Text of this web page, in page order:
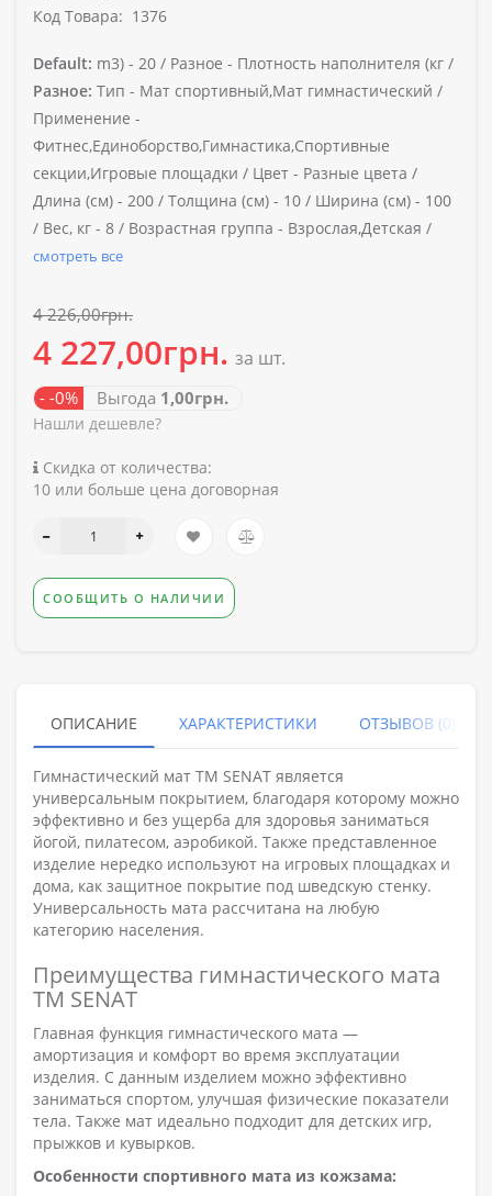
Код Товара: 1376
Default: m3) - 20 / Разное - Плотность наполнителя (кг /
Разное: Тип - Мат спортивный,Мат гимнастический /
Применение -
Фитнес,Единоборство,Гимнастика,Спортивные
секции,Игровые площадки / Цвет - Разные цвета /
Длина (см) - 200 / Толщина (см) - 10 / Ширина (см) - 100
/ Вес, кг - 8 / Возрастная группа - Взрослая,Детская /
смотреть все
4 226,00грн.
4 227,00грн. за шт.
- -0% Выгода 1,00грн.
Нашли дешевле?
Скидка от количества:
10 или больше цена договорная
СООБЩИТЬ О НАЛИЧИИ
ОПИСАНИЕ ХАРАКТЕРИСТИКИ ОТЗЫВОВ (0)
Гимнастический мат ТМ SENAT является
универсальным покрытием, благодаря которому можно
эффективно и без ущерба для здоровья заниматься
йогой, пилатесом, аэробикой. Также представленное
изделие нередко используют на игровых площадках и
дома, как защитное покрытие под шведскую стенку.
Универсальность мата рассчитана на любую
категорию населения.
Преимущества гимнастического мата
ТМ SENAT
Главная функция гимнастического мата —
амортизация и комфорт во время эксплуатации
изделия. С данным изделием можно эффективно
заниматься спортом, улучшая физические показатели
тела. Также мат идеально подходит для детских игр,
прыжков и кувырков.
Особенности спортивного мата из кожзама: